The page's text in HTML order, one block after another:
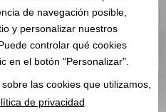
de navegación posible,
y personalizar nuestros
controlar qué cookies
en el botón "Personalizar".
las cookies que utilizamos,
de privacidad